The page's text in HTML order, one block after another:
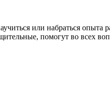
или набраться опыта
помогут во всех